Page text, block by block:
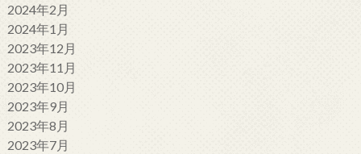
2024年2月
2024年1月
2023年12月
2023年11月
2023年10月
2023年9月
2023年8月
2023年7月